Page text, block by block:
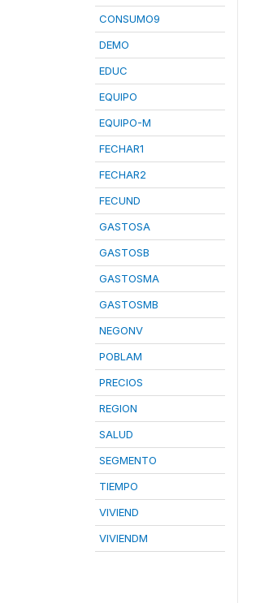
CONSUMO9
DEMO
EDUC
EQUIPO
EQUIPO-M
FECHAR1
FECHAR2
FECUND
GASTOSA
GASTOSB
GASTOSMA
GASTOSMB
NEGONV
POBLAM
PRECIOS
REGION
SALUD
SEGMENTO
TIEMPO
VIVIEND
VIVIENDM